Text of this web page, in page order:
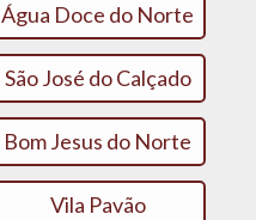
Água Doce do Norte
São José do Calçado
Bom Jesus do Norte
Vila Pavão